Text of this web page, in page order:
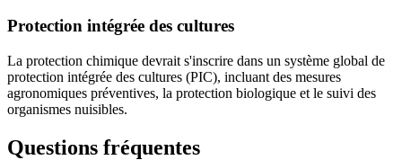
Protection intégrée des cultures
La protection chimique devrait s'inscrire dans un système global de
protection intégrée des cultures (PIC), incluant des mesures
agronomiques préventives, la protection biologique et le suivi des
organismes nuisibles.
Questions fréquentes